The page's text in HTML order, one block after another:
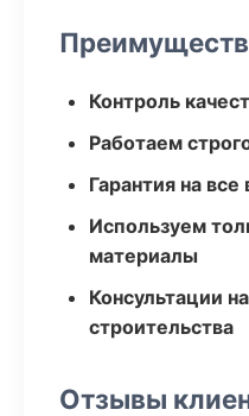
Контроль
Работаем
Гарантия на
Используем
материалы
Консультации
строительства
Отзывы